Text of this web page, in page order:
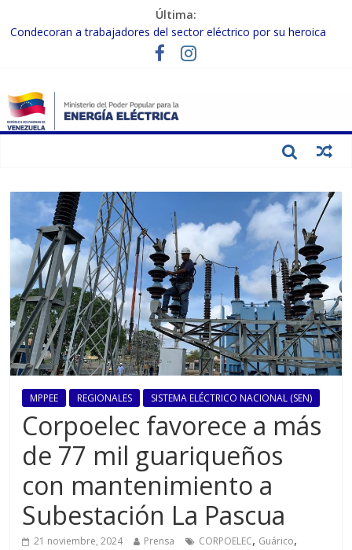
Última:
Condecoran a trabajadores del sector eléctrico por su heroica
labor tras el doble sismo del 24-J
Gobierno Nacional coordina acciones con el sector privado para
Inspeccionan trabajos de rehabilitación en instalaciones del SEN
en Carabobo
Gobierno Nacional activa plan preventivo para fortalecer el SEN
MPPEE REGIONALES SISTEMA ELÉCTRICO NACIONAL (SEN)
Corpoelec favorece a más
de 77 mil guariqueños
con mantenimiento a
Subestación La Pascua
21 noviembre, 2024 Prensa CORPOELEC, Guárico,